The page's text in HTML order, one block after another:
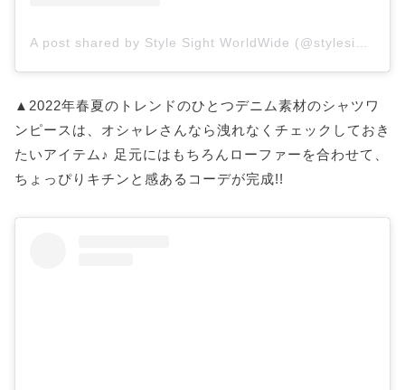
▲2022年春夏のトレンドのひとつデニム素材のシャツワ
ンピースは、オシャレさんなら洩れなくチェックしておき
たいアイテム♪ 足元にはもちろんローファーを合わせて、
ちょっぴりキチンと感あるコーデが完成!!